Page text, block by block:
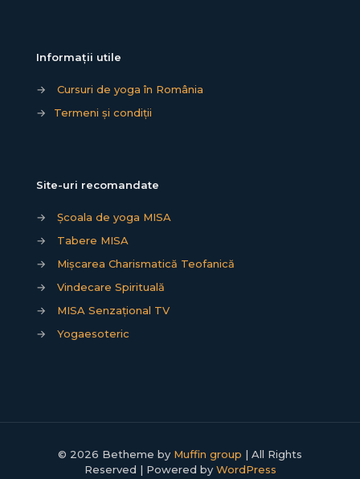
Informații utile
→
Cursuri de yoga în România
→
Termeni și condiții
Site-uri recomandate
→
Școala de yoga MISA
→
Tabere MISA
→
Mișcarea Charismatică Teofanică
→
Vindecare Spirituală
→
MISA Senzațional TV
→
Yogaesoteric
© 2026 Betheme by Muffin group | All Rights
Reserved | Powered by WordPress